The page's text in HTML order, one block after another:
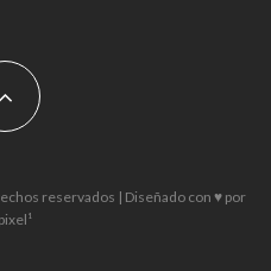
reservados | Diseñado con ♥ por